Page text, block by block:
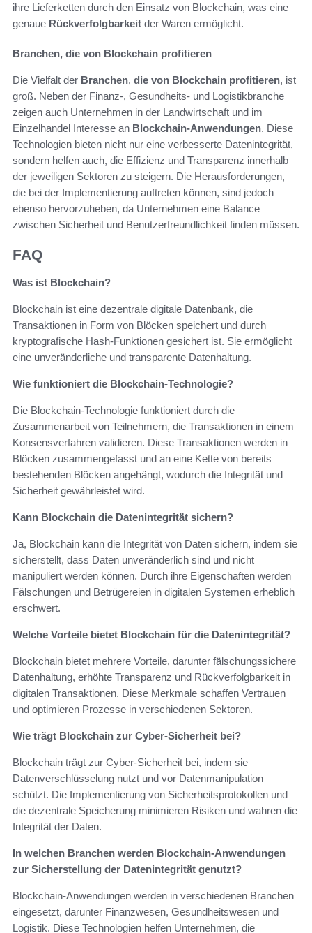
ihre Lieferketten durch den Einsatz von Blockchain, was eine
genaue Rückverfolgbarkeit der Waren ermöglicht.
Branchen, die von Blockchain profitieren
Die Vielfalt der Branchen, die von Blockchain profitieren, ist
groß. Neben der Finanz-, Gesundheits- und Logistikbranche
zeigen auch Unternehmen in der Landwirtschaft und im
Einzelhandel Interesse an Blockchain-Anwendungen. Diese
Technologien bieten nicht nur eine verbesserte Datenintegrität,
sondern helfen auch, die Effizienz und Transparenz innerhalb
der jeweiligen Sektoren zu steigern. Die Herausforderungen,
die bei der Implementierung auftreten können, sind jedoch
ebenso hervorzuheben, da Unternehmen eine Balance
zwischen Sicherheit und Benutzerfreundlichkeit finden müssen.
FAQ
Was ist Blockchain?
Blockchain ist eine dezentrale digitale Datenbank, die
Transaktionen in Form von Blöcken speichert und durch
kryptografische Hash-Funktionen gesichert ist. Sie ermöglicht
eine unveränderliche und transparente Datenhaltung.
Wie funktioniert die Blockchain-Technologie?
Die Blockchain-Technologie funktioniert durch die
Zusammenarbeit von Teilnehmern, die Transaktionen in einem
Konsensverfahren validieren. Diese Transaktionen werden in
Blöcken zusammengefasst und an eine Kette von bereits
bestehenden Blöcken angehängt, wodurch die Integrität und
Sicherheit gewährleistet wird.
Kann Blockchain die Datenintegrität sichern?
Ja, Blockchain kann die Integrität von Daten sichern, indem sie
sicherstellt, dass Daten unveränderlich sind und nicht
manipuliert werden können. Durch ihre Eigenschaften werden
Fälschungen und Betrügereien in digitalen Systemen erheblich
erschwert.
Welche Vorteile bietet Blockchain für die Datenintegrität?
Blockchain bietet mehrere Vorteile, darunter fälschungssichere
Datenhaltung, erhöhte Transparenz und Rückverfolgbarkeit in
digitalen Transaktionen. Diese Merkmale schaffen Vertrauen
und optimieren Prozesse in verschiedenen Sektoren.
Wie trägt Blockchain zur Cyber-Sicherheit bei?
Blockchain trägt zur Cyber-Sicherheit bei, indem sie
Datenverschlüsselung nutzt und vor Datenmanipulation
schützt. Die Implementierung von Sicherheitsprotokollen und
die dezentrale Speicherung minimieren Risiken und wahren die
Integrität der Daten.
In welchen Branchen werden Blockchain-Anwendungen
zur Sicherstellung der Datenintegrität genutzt?
Blockchain-Anwendungen werden in verschiedenen Branchen
eingesetzt, darunter Finanzwesen, Gesundheitswesen und
Logistik. Diese Technologien helfen Unternehmen, die